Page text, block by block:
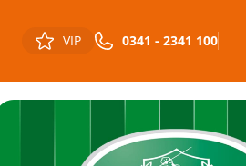
VIP 0341 - 2341 100